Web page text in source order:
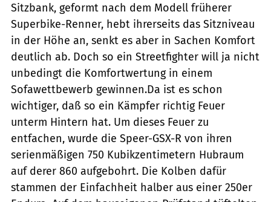
Sitzbank, geformt nach dem Modell früherer
Superbike-Renner, hebt ihrerseits das Sitzniveau
in der Höhe an, senkt es aber in Sachen Komfort
deutlich ab. Doch so ein Streetfighter will ja nicht
unbedingt die Komfortwertung in einem
Sofawettbewerb gewinnen.Da ist es schon
wichtiger, daß so ein Kämpfer richtig Feuer
unterm Hintern hat. Um dieses Feuer zu
entfachen, wurde die Speer-GSX-R von ihren
serienmäßigen 750 Kubikzentimetern Hubraum
auf derer 860 aufgebohrt. Die Kolben dafür
stammen der Einfachheit halber aus einer 250er